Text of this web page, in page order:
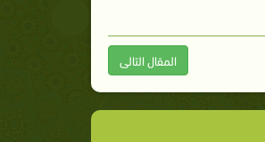
المقال التالى